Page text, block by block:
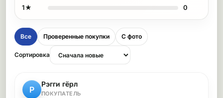
1★
0
Все Проверенные покупки С фото
Сортировка
Р
Рэгги гёрл
ПОКУПАТЕЛЬ